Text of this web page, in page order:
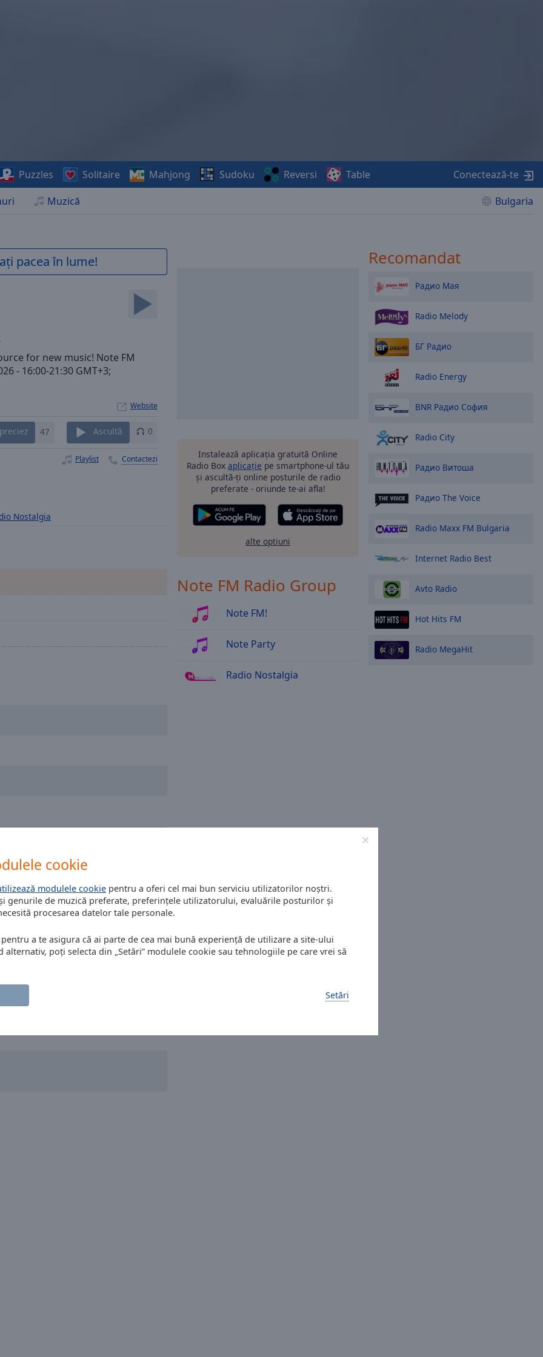
cookie
modulele cookie pentru a oferi cel mai bun serviciu utilizatorilor noștri.
genurile de muzică preferate, preferințele utilizatorului, evaluările posturilor și
procesarea datelor tale personale.
pentru a te asigura că ai parte de cea mai bună experiență de utilizare a site-ului
alternativ, poți selecta din „Setări” modulele cookie sau tehnologiile pe care vrei să
Setări
Muzică Bulgaria
Puzzles Solitaire Mahjong Sudoku Reversi Table Conectează-te
pacea în lume!
for new music! Note FM
- 16:00-21:30 GMT+3;
Website
47 Ascultă 0
Playlist Contactezi
Nostalgia
Instalează aplicația gratuită Online
Radio Box aplicație pe smartphone-ul tău
și ascultă-ți online posturile de radio
preferate - oriunde te-ai afla!
alte optiuni
Note FM Radio Group
Note FM!
Note Party
Radio Nostalgia
Recomandat
Радио Мая
Radio Melody
БГ Радио
Radio Energy
BNR Радио София
Radio City
Радио Витоша
Радио The Voice
Radio Maxx FM Bulgaria
Internet Radio Best
Avto Radio
Hot Hits FM
Radio MegaHit